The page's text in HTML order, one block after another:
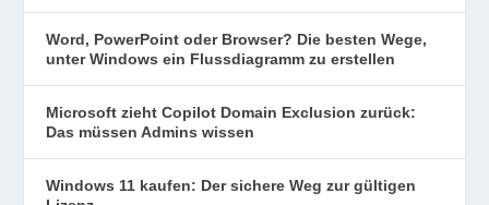
Word, PowerPoint oder Browser? Die besten Wege,
unter Windows ein Flussdiagramm zu erstellen
Microsoft zieht Copilot Domain Exclusion zurück:
Das müssen Admins wissen
Windows 11 kaufen: Der sichere Weg zur gültigen